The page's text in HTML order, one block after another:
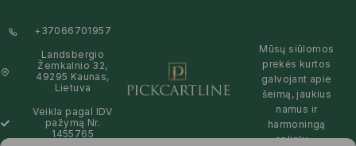
+37066701957
Landsbergio
Žemkalnio 32,
49295 Kaunas,
Lietuva
Veikla pagal IDV
pažymą Nr.
1455765
Mūsų siūlomos
prekės kurtos
galvojant apie
šeimą, jaukius
namus ir
harmoningą
aplinką –